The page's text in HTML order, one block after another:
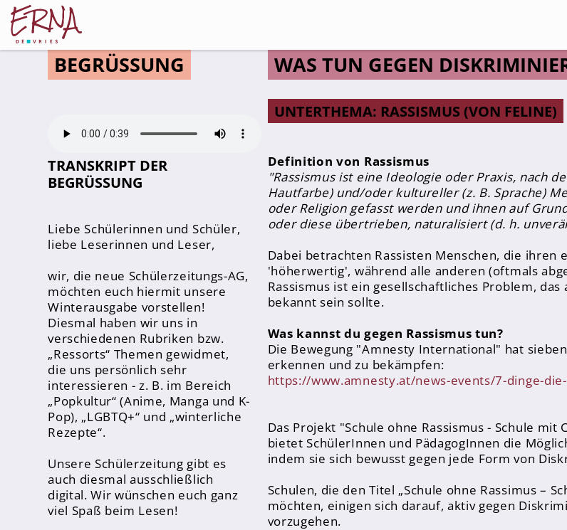
Lehrer*innen
Teams
Schüler*innen
Schüler*innenvertretung
Sporthelfer*innen
Sanitätsdienst
Eltern
Förderverein
Elternvertreter*innen
Mitarbeiter*innen
Sekretär*innen
Suche
BEGRÜSSUNG
TRANSKRIPT DER
BEGRÜSSUNG
Liebe Schülerinnen und Schüler,
liebe Leserinnen und Leser,
wir, die neue Schülerzeitungs-AG,
möchten euch hiermit unsere
Winterausgabe vorstellen!
Diesmal haben wir uns in
verschiedenen Rubriken bzw.
„Ressorts“ Themen gewidmet,
die uns persönlich sehr
interessieren - z. B. im Bereich
„Popkultur“ (Anime, Manga und K-
Pop), „LGBTQ+“ und „winterliche
Rezepte“.
Unsere Schülerzeitung gibt es
auch diesmal ausschließlich
digital. Wir wünschen euch ganz
viel Spaß beim Lesen!
WAS TUN GEGEN
UNTERTHEMA: RASSISMUS (VON FELINE)
Definition von Rassismus
"Rassismus ist eine Ideologie oder Praxis, nach
Hautfarbe) und/oder kultureller (z. B. Sprache)
oder Religion gefasst werden und ihnen auf
oder diese übertrieben, naturalisiert (d. h.
Dabei betrachten Rassisten Menschen, die
'höherwertig', während alle anderen (oftmals
Rassismus ist ein gesellschaftliches Problem,
bekannt sein sollte.
Was kannst du gegen Rassismus tun?
Die Bewegung "Amnesty International" hat
erkennen und zu bekämpfen:
https://www.amnesty.at/news-events/7-dinge-
Das Projekt "Schule ohne Rassismus - Schule
bietet SchülerInnen und PädagogInnen die
indem sie sich bewusst gegen jede Form von
Schulen, die den Titel „Schule ohne Rassimus –
möchten, einigen sich darauf, aktiv gegen
vorzugehen.